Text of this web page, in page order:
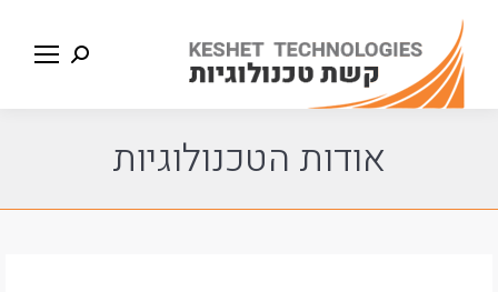
Search:
אודות הטכנולוגיות